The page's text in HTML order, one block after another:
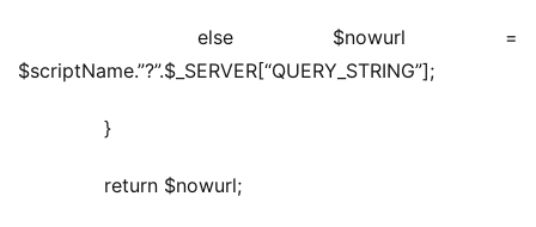
$scriptName.”?”.$_SERVER[“QUERY_STRING”];
	  }
	  return $nowurl;